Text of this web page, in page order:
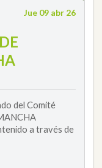
Jue 09 abr 26
del Comité
a través de